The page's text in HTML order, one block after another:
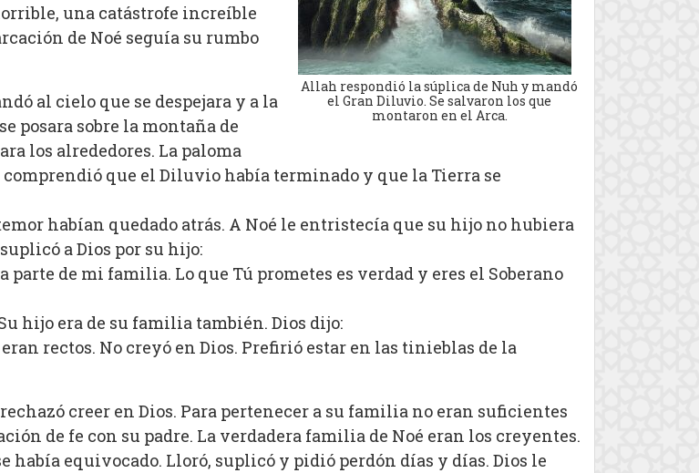
Allah respondió la súplica de Nuh y mandó
el Gran Diluvio. Se salvaron los que
montaron en el Arca.
una catástrofe increíble
de Noé seguía su rumbo
al cielo que se despejara y a la
posara sobre la montaña de
los alrededores. La paloma
que el Diluvio había terminado y que la Tierra se
habían quedado atrás. A Noé le entristecía que su hijo no hubiera
a Dios por su hijo:
de mi familia. Lo que Tú prometes es verdad y eres el Soberano
hijo era de su familia también. Dios dijo:
rectos. No creyó en Dios. Prefirió estar en las tinieblas de la
creer en Dios. Para pertenecer a su familia no eran suficientes
de fe con su padre. La verdadera familia de Noé eran los creyentes.
había equivocado. Lloró, suplicó y pidió perdón días y días. Dios le